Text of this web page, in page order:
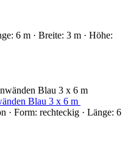
6 m · Breite: 3 m · Höhe:
Blau 3 x 6 m
· Form: rechteckig · Länge: 6